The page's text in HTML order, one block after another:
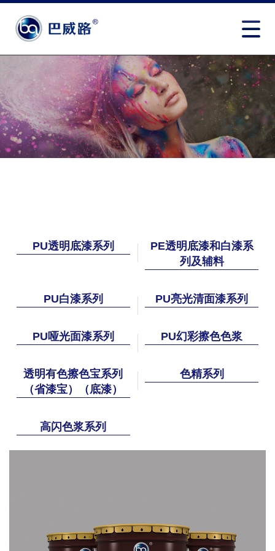
PU透明底漆系列
PE透明底漆和白漆系
列及辅料
PU白漆系列 PU亮光清面漆系列
PU哑光面漆系列 PU幻彩擦色色浆
透明有色擦色宝系列
（省漆宝）（底漆）
色精系列
高闪色浆系列